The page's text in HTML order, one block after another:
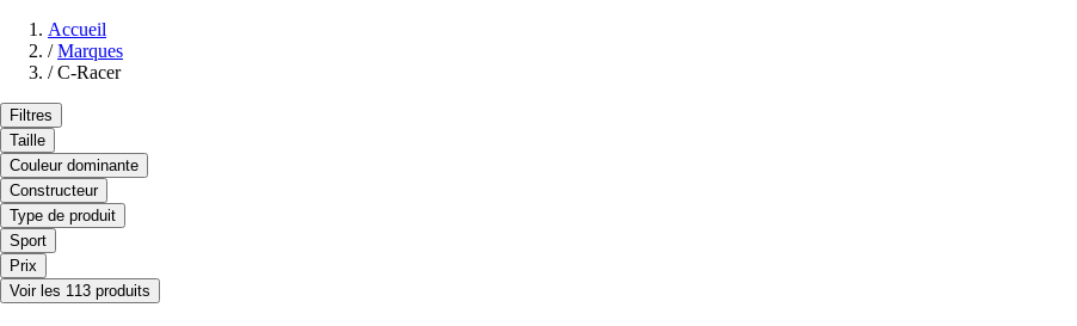
Accueil
/ Marques
/ C-Racer
Filtres
Taille
Couleur dominante
Constructeur
Type de produit
Sport
Prix
Voir les 113 produits